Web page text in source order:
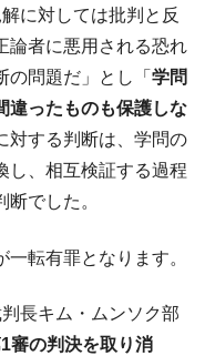
走で勝利騎手がもら
るモチーフとは？
ず飛ばずに終わりそう
。松山以前に最高位
原に次いで多く打っ
が稼いだ金額とは？
に対しては批判と反
論者に悪用される恐れ
の問題だ」とし「 学問
違ったものも保護しな
対する判断は、学問の
し、相互検証する過程
でした。
転有罪となります。
長キム・ムンソク部
審の判決を取り消